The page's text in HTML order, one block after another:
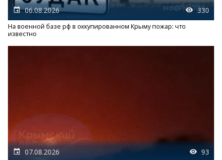
06.08.2026 330
На военной базе рф в оккупированном Крыму пожар: что
известно
07.08.2026 93